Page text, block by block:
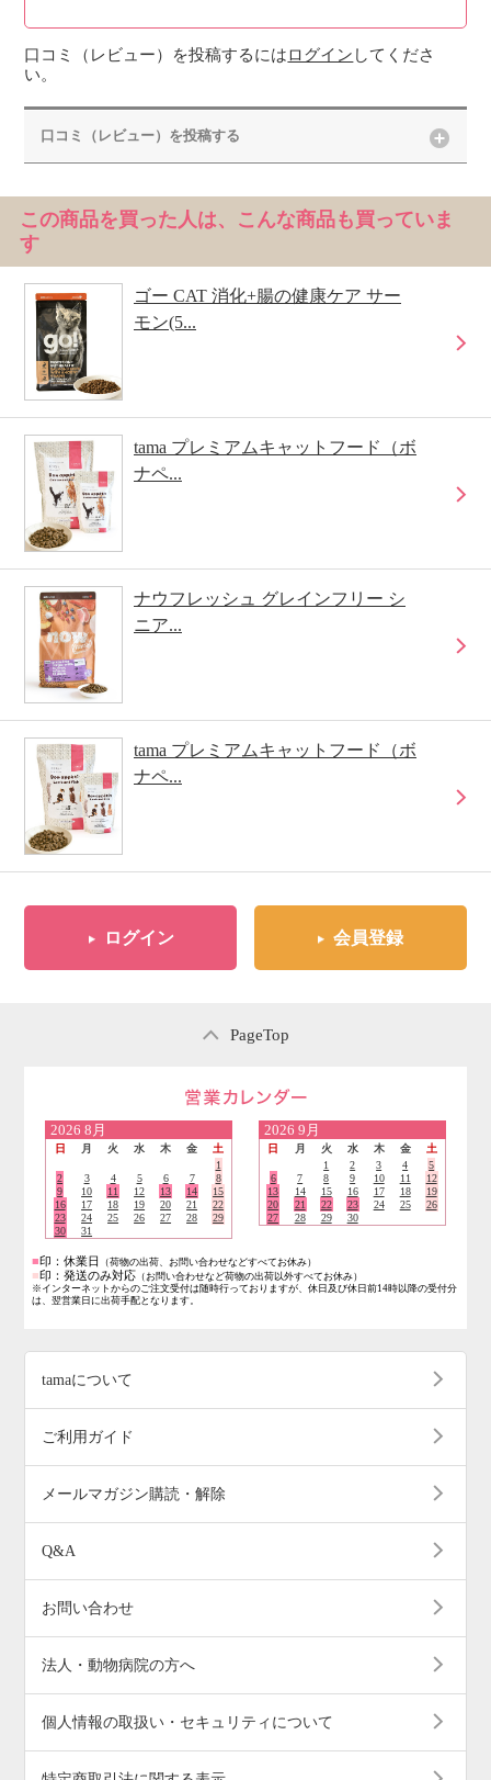
口コミ（レビュー）を投稿するにはログイン してくださ
い。
口コミ（レビュー）を投稿する
この商品を買った人は、こんな商品も買っていま
す
ゴー CAT 消化+腸の健康ケア サー
モン(5...
tama プレミアムキャットフード（ボ
ナペ...
ナウフレッシュ グレインフリー シ
ニア...
tama プレミアムキャットフード（ボ
ナペ...
ログイン 会員登録
PageTop
2026 8月
日 月 火 水 木 金
土
1
2
3 4 5 6 7
8
9
10 11 12 13 14
15
16
17 18 19 20 21
22
23
24 25 26 27 28
29
30
31
2026 9月
日 月 火 水 木 金
土
1
2 3 4
5
6
7 8 9 10 11
12
13
14 15 16 17 18
19
20
21 22 23 24 25
26
27
28 29 30
■印：休業日 （荷物の出荷、お問い合わせなどすべてお休み）
■印：発送のみ対応 （お問い合わせなど荷物の出荷以外すべてお休み）
※インターネットからのご注文受付は随時行っておりますが、休日及び休日前14時以降の受付分
は、翌営業日に出荷手配となります。
tamaについて
ご利用ガイド
メールマガジン購読・解除
Q&A
お問い合わせ
法人・動物病院の方へ
個人情報の取扱い・セキュリティについて